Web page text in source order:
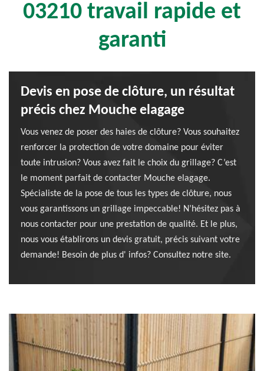
03210 travail rapide et
garanti
Devis en pose de clôture, un résultat
précis chez Mouche elagage
Vous venez de poser des haies de clôture? Vous souhaitez
renforcer la protection de votre domaine pour éviter
toute intrusion? Vous avez fait le choix du grillage? C’est
le moment parfait de contacter Mouche elagage.
Spécialiste de la pose de tous les types de clôture, nous
vous garantissons un grillage impeccable! N’hésitez pas à
nous contacter pour une prestation de qualité. Et le plus,
nous vous établirons un devis gratuit, précis suivant votre
demande! Besoin de plus d' infos? Consultez notre site.